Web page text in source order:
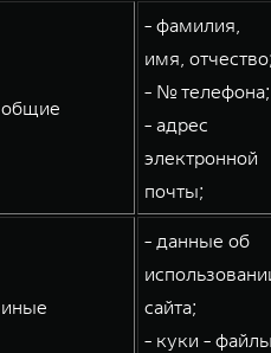
Эстетика нового времени
от 5 699 000 ₽
WEY 80 Лаундж
общие
- фамилия,
имя,
- № телефона;
- адрес
электронной
почты;
иные
- данные об
сайта;
- куки -